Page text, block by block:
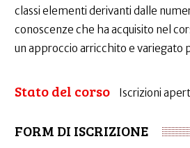
classi elementi derivanti dalle
conoscenze che ha acquisito nel
un approccio arricchito e variegato
Stato del corso Iscrizioni
FORM DI ISCRIZIONE